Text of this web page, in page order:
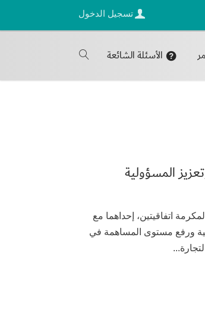
تسجيل الدخول
الأسئلة الشائعة
المسؤولية
بمكة المكرمة اتفاقيتين، إحداهما مع
ورفع مستوى المساهمة في